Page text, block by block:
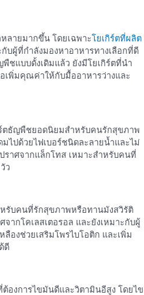
ลายมากขึ้น โดยเฉพาะโยเกิร์ตที่ผลิต
บผู้ที่กำลังมองหาอาหารทางเลือกที่ดี
ชแบบดั้งเดิมแล้ว ยังมีโยเกิร์ตที่นำ
พิ่มคุณค่าให้กับมื้ออาหารว่างและ
ร์ตธัญพืชยอดนิยมสำหรับคนรักสุขภาพ
ไปด้วยไฟเบอร์ชนิดละลายน้ำและไม่
ราศจากแล็กโทส เหมาะสำหรับคนที่
ว
หรับคนที่รักสุขภาพหรือทานมังสวิรัติ
จากโคเลสเตอรอล และยังเหมาะกับผู้
องช่วยเสริมโพรไบโอติก และเพิ่ม
ดี
องการไขมันดีและวิตามินอีสูง โดยไข